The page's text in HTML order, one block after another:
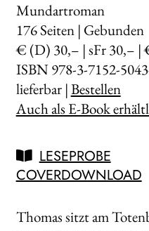
Mundartroman
176Seiten | Gebunden
€ (D) 30,– | sFr 30,– |
ISBN 978-3-7152-
lieferbar |Bestellen
Auch als E-Book
LESEPROBE
COVERDOWNLOAD
Thomas sitzt am